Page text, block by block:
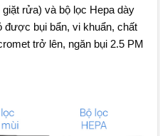
rửa) và bộ lọc Hepa dày
được bụi bẩn, vi khuẩn, chất
trở lên, ngăn bụi 2.5 PM